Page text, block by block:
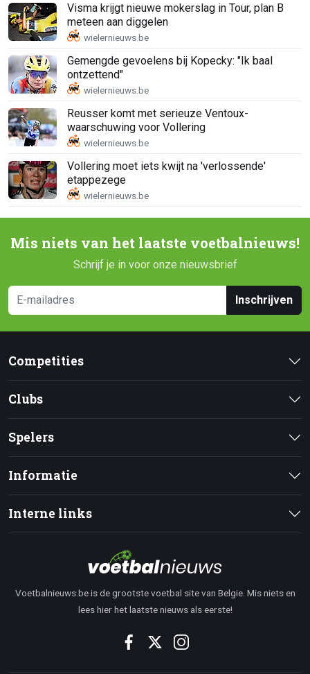
Visma krijgt nieuwe mokerslag in Tour, plan B
meteen aan diggelen
Gemengde gevoelens bij Kopecky: "Ik baal
ontzettend"
Reusser komt met serieuze Ventoux-
waarschuwing voor Vollering
Vollering moet iets kwijt na 'verlossende'
etappezege
Mis niets van het laatste voetbalnieuws!
Schrijf je in voor onze nieuwsbrief
Inschrijven
Competities
Clubs
Spelers
Informatie
Interne links
Voetbalnieuws.be is de grootste voetbal site van Belgie. Mis niets en
lees hier het laatste nieuws als eerste!